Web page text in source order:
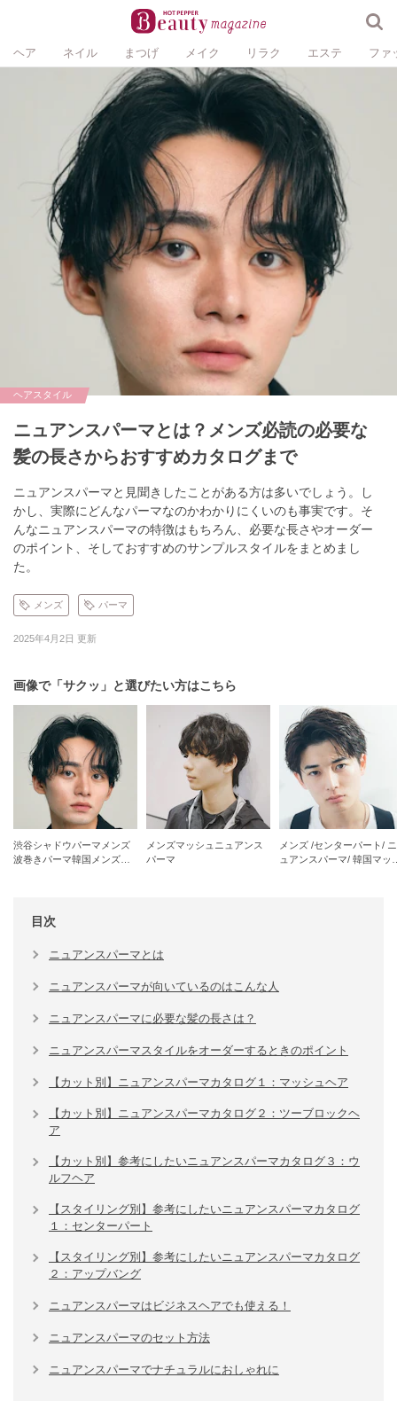
ヘア ネイル まつげ メイク リラク エステ ファ
ヘアスタイル
ニュアンスパーマとは？メンズ必読の必要な
髪の長さからおすすめカタログまで
メンズ パーマ
2025年4月2日 更新
ニュアンスパーマと見聞きしたことがある方は多いでしょう。し
かし、実際にどんなパーマなのかわかりにくいのも事実です。そ
んなニュアンスパーマの特徴はもちろん、必要な長さやオーダー
のポイント、そしておすすめのサンプルスタイルをまとめまし
た。
画像で「サクッ」と選びたい方はこちら
渋谷シャドウパーマメンズ
波巻きパーマ韓国メンズマ
メンズマッシュニュアンス
パーマ
メンズ /センターパート/ ニ
ュアンスパーマ/ 韓国マッ
目次
ニュアンスパーマとは
ニュアンスパーマが向いているのはこんな人
ニュアンスパーマに必要な髪の長さは？
ニュアンスパーマスタイルをオーダーするときのポイント
【カット別】ニュアンスパーマカタログ１：マッシュヘア
【カット別】ニュアンスパーマカタログ２：ツーブロックヘ
ア
【カット別】参考にしたいニュアンスパーマカタログ３：ウ
ルフヘア
【スタイリング別】参考にしたいニュアンスパーマカタログ
１：センターパート
【スタイリング別】参考にしたいニュアンスパーマカタログ
２：アップバング
ニュアンスパーマはビジネスヘアでも使える！
ニュアンスパーマのセット方法
ニュアンスパーマでナチュラルにおしゃれに